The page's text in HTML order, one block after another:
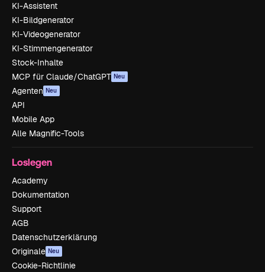
KI-Assistent
KI-Bildgenerator
KI-Videogenerator
KI-Stimmengenerator
Stock-Inhalte
MCP für Claude/ChatGPT Neu
Agenten Neu
API
Mobile App
Alle Magnific-Tools
Loslegen
Academy
Dokumentation
Support
AGB
Datenschutzerklärung
Originale Neu
Cookie-Richtlinie